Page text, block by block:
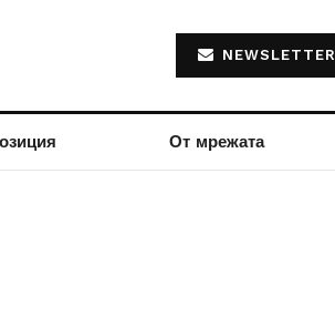
NEWSLETTER
От мрежата